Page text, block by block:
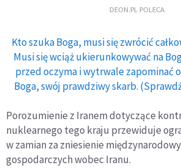
DEON.PL POLECA
Kto szuka Boga, musi się zwrócić
Musi się wciąż ukierunkowywać na
przed oczyma i wytrwale zapominać
Boga, swój prawdziwy skarb.
Porozumienie z Iranem dotyczące
nuklearnego tego kraju przewiduje
w zamian za zniesienie
gospodarczych wobec Iranu.